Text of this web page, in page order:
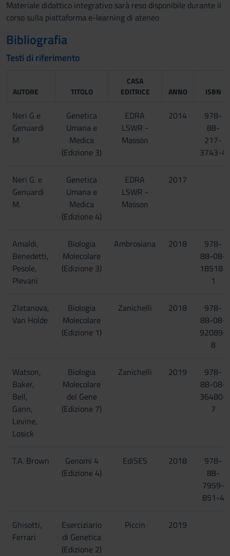
Materiale didattico integrativo sarà reso disponibile durante il
corso sulla piattaforma e-learning di ateneo
Bibliografia
Testi di riferimento
AUTORE TITOLO
CASA
EDITRICE
ANNO ISBN
Neri G e
Genuardi
M
Genetica
Umana e
Medica
(Edizione 3)
EDRA
LSWR -
Masson
2014
978-
88-
217-
3743-4
Neri G. e
Genuardi
M.
Genetica
Umana e
Medica
(Edizione 4)
EDRA
LSWR -
Masson
2017
Amaldi,
Benedetti,
Pesole,
Plevani
Biologia
Molecolare
(Edizione 3)
Ambrosiana 2018
978-
88-08-
18518-
1
Zlatanova,
Van Holde
Biologia
Molecolare
(Edizione 1)
Zanichelli 2018
978-
88-08-
92089-
8
Watson,
Baker,
Bell,
Gann,
Levine,
Losick
Biologia
Molecolare
del Gene
(Edizione 7)
Zanichelli 2019
978-
88-08-
36480-
7
T.A. Brown
Genomi 4
(Edizione 4)
EdiSES 2018
978-
88-
7959-
851-4
Ghisotti,
Ferrari
Eserciziario
di Genetica
(Edizione 2)
Piccin 2019